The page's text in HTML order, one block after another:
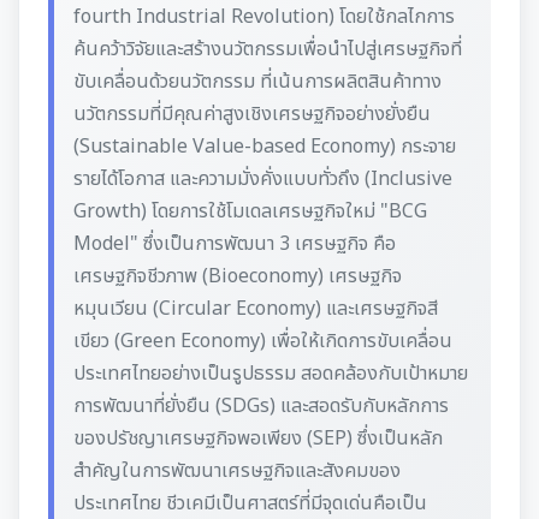
fourth Industrial Revolution) โดยใช้กลไกการ
ค้นคว้าวิจัยและสร้างนวัตกรรมเพื่อนำไปสู่เศรษฐกิจที่
ขับเคลื่อนด้วยนวัตกรรม ที่เน้นการผลิตสินค้าทาง
นวัตกรรมที่มีคุณค่าสูงเชิงเศรษฐกิจอย่างยั่งยืน
(Sustainable Value-based Economy) กระจาย
รายได้โอกาส และความมั่งคั่งแบบทั่วถึง (Inclusive
Growth) โดยการใช้โมเดลเศรษฐกิจใหม่ "BCG
Model" ซึ่งเป็นการพัฒนา 3 เศรษฐกิจ คือ
เศรษฐกิจชีวภาพ (Bioeconomy) เศรษฐกิจ
หมุนเวียน (Circular Economy) และเศรษฐกิจสี
เขียว (Green Economy) เพื่อให้เกิดการขับเคลื่อน
ประเทศไทยอย่างเป็นรูปธรรม สอดคล้องกับเป้าหมาย
การพัฒนาที่ยั่งยืน (SDGs) และสอดรับกับหลักการ
ของปรัชญาเศรษฐกิจพอเพียง (SEP) ซึ่งเป็นหลัก
สำคัญในการพัฒนาเศรษฐกิจและสังคมของ
ประเทศไทย ชีวเคมีเป็นศาสตร์ที่มีจุดเด่นคือเป็น